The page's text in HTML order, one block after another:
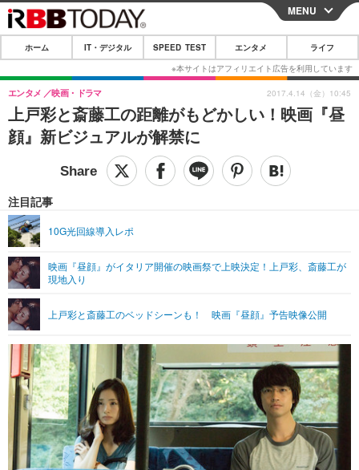
CLOSE
ホーム
IT・デジタル
IT・デジタルTOP スマートフォン
ショッピング その他
SPEED TEST
エンタメTOP 映画・ドラマ
グラビア
ショッピング その他
ライフTOP
その他
リリース一覧
プッシュ通知の停止方法
MENU
ホーム IT・デジタル SPEED TEST エンタメ ライフ
上戸彩と斎藤工の距離がもどかしい！映画『昼
顔』新ビジュアルが解禁に
エンタメ 映画・ドラマ
注目記事
10G光回線導入レポ
映画『昼顔』がイタリア開催の映画祭で上映決定！上戸彩、斎藤工が
現地入り
上戸彩と斎藤工のベッドシーンも！ 映画『昼顔』予告映像公開
2017.4.14（金）10:45